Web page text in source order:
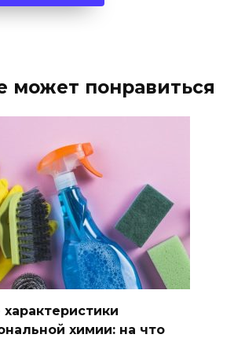
может понравиться
химии: на что